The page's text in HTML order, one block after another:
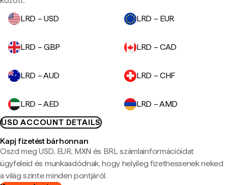
LRD – USD
LRD – EUR
LRD – GBP LRD – CAD
LRD – AUD LRD – CHF
LRD – AED
LRD – AMD
USD ACCOUNT DETAILS
Kapj fizetést bárhonnan
Oszd meg USD, EUR, MXN és BRL számlainformációidat
ügyfeleid és munkaadódnak, hogy helyileg fizethessenek neked
a világ szinte minden pontjáról.